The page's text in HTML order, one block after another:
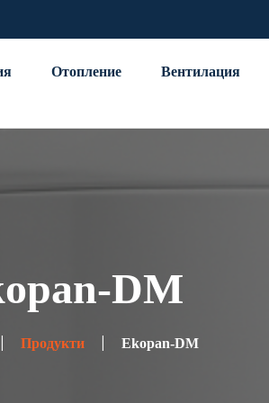
Отопление Вентилация
DM
Продукти Ekopan-DM